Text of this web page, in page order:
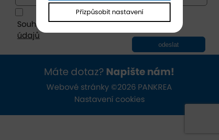
Souhlasím se zásadami ochranyosobních
údajů
odeslat
Máte dotaz? Napište nám!
Webové stránky ©2026 PANKREA
Nastavení cookies
Přizpůsobit nastavení